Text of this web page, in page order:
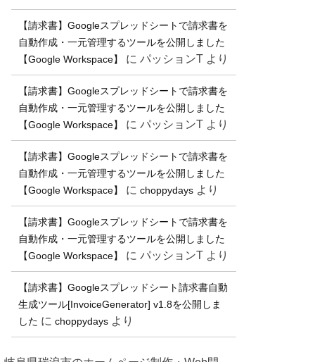
【請求書】Googleスプレッドシートで請求書を
自動作成・一元管理するツールを公開しました
【Google Workspace】
に パッションT より
【請求書】Googleスプレッドシートで請求書を
自動作成・一元管理するツールを公開しました
【Google Workspace】
に パッションT より
【請求書】Googleスプレッドシートで請求書を
自動作成・一元管理するツールを公開しました
【Google Workspace】
に choppydays より
【請求書】Googleスプレッドシートで請求書を
自動作成・一元管理するツールを公開しました
【Google Workspace】
に パッションT より
【請求書】Googleスプレッドシート請求書自動
生成ツール[InvoiceGenerator] v1.8を公開しま
した に choppydays より